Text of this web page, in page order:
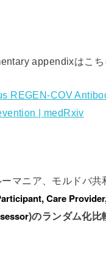
appendixはこ
REGEN-COV
| medRxiv
マニア、モルドバ共
Care
)のランダム化比